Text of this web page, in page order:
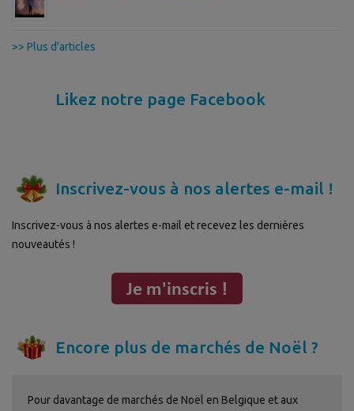
>> Plus d'articles
Likez notre page Facebook
Inscrivez-vous à nos alertes e-mail !
Inscrivez-vous à nos alertes e-mail et recevez les dernières
nouveautés !
Encore plus de marchés de Noël ?
Pour davantage de marchés de Noël en Belgique et aux